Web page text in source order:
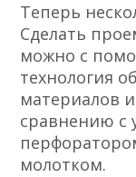
Теперь
Сделать
можно с
технология
материалов
сравнению с
молотком.